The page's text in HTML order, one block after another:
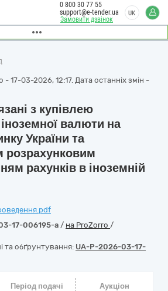
Замовити дзвінок
0 800 30 77 55
support@e-tender.ua
UK
17-03-2026, 12:17. Дата останніх змін -
з купівлею
іноземної валюти на
України та
розрахунковим
рахунків в іноземній
17-006195-a / на ProZorro /
та обґрунтування: UA-P-2026-03-17-
Період подачі
Аукціон